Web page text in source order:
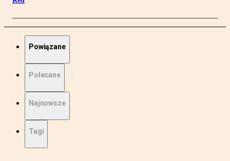
Powiązane
Polecane
Najnowsze
Tagi